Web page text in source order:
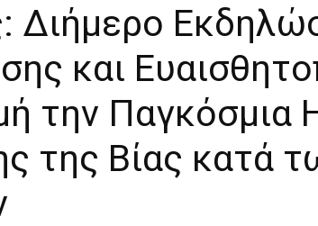
Διήμερο
και
την Παγκόσμια
της Βίας κατά